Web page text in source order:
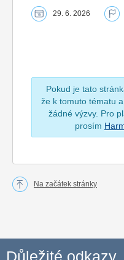
29. 6. 2026
Pokud je tato
že k tomuto tématu
žádné výzvy. Pro
prosím
Na začátek stránky